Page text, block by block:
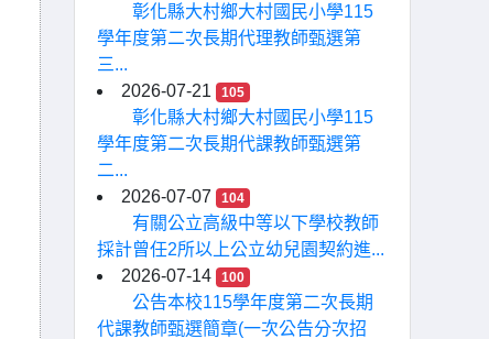
彰化縣大村鄉大村國民小學115
學年度第二次長期代理教師甄選第
三...
2026-07-21
105
彰化縣大村鄉大村國民小學115
學年度第二次長期代課教師甄選第
二...
2026-07-07
104
有關公立高級中等以下學校教師
採計曾任2所以上公立幼兒園契約進...
2026-07-14
100
公告本校115學年度第二次長期
代課教師甄選簡章(一次公告分次招